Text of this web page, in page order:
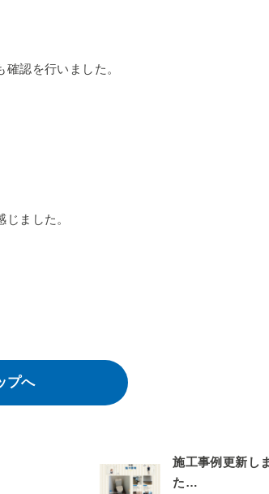
認を行いました。
ました。
プへ
施工事例更新し
た…